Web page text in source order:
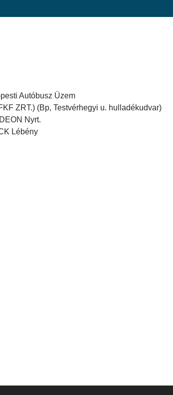
Autóbusz Üzem
ZRT.) (Bp, Testvérhegyi u. hulladékudvar)
Nyrt.
Lébény